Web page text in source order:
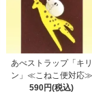
あべストラップ「キリ
ン」≪こねこ便対応≫
590円(税込)